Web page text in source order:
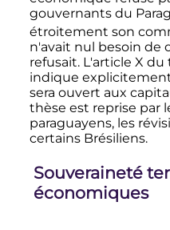
gouvernants du
étroitement son
n'avait nul besoin de
refusait. L'article X
indique
sera ouvert aux
thèse est reprise par
paraguayens, les
certains Brésiliens.
Souveraineté
économiques